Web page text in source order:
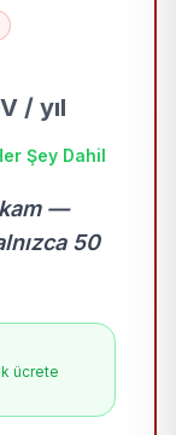
/ yıl
Şey Dahil
—
50
ücrete